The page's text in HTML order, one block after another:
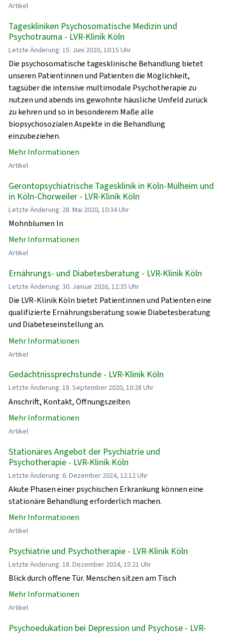
Artikel
Tageskliniken Psychosomatische Medizin und
Psychotrauma - LVR-Klinik Köln
Letzte Änderung: 15. Juni 2020, 10:15 Uhr
Die psychosomatische tagesklinische Behandlung bietet
unseren Patientinnen und Patienten die Möglichkeit,
tagsüber die intensive multimodale Psychotherapie zu
nutzen und abends ins gewohnte häusliche Umfeld zurück
zu kehren und so in besonderem Maße alle
biopsychosozialen Aspekte in die Behandlung
einzubeziehen.
Mehr Informationen
Artikel
Gerontopsychiatrische Tagesklinik in Köln-Mülheim und
in Köln-Chorweiler - LVR-Klinik Köln
Letzte Änderung: 28. Mai 2020, 10:34 Uhr
Mohnblumen In
Mehr Informationen
Artikel
Ernährungs- und Diabetesberatung - LVR-Klinik Köln
Letzte Änderung: 30. Januar 2026, 12:35 Uhr
Die LVR-Klinik Köln bietet Patientinnen und Patienten eine
qualifizierte Ernährungsberatung sowie Diabetesberatung
und Diabeteseinstellung an.
Mehr Informationen
Artikel
Gedächtnissprechstunde - LVR-Klinik Köln
Letzte Änderung: 18. September 2020, 10:28 Uhr
Anschrift, Kontakt, Öffnungszeiten
Mehr Informationen
Artikel
Stationäres Angebot der Psychiatrie und
Psychotherapie - LVR-Klinik Köln
Letzte Änderung: 6. Dezember 2024, 12:12 Uhr
Akute Phasen einer psychischen Erkrankung können eine
stationäre Behandlung erforderlich machen.
Mehr Informationen
Artikel
Psychiatrie und Psychotherapie - LVR-Klinik Köln
Letzte Änderung: 18. Dezember 2024, 15:21 Uhr
Blick durch offene Tür. Menschen sitzen am Tisch
Mehr Informationen
Artikel
Psychoedukation bei Depression und Psychose - LVR-